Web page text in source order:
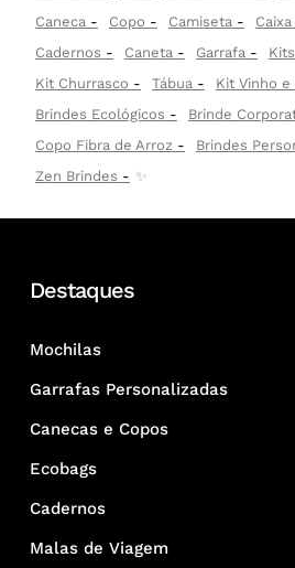
Caneca
Copo Camiseta
Cadernos
Caneta Garrafa
Kit Churrasco
Tábua
Kit Vinho e
Brindes Ecológicos
Brinde
Copo Fibra de Arroz
Brindes
Zen Brindes
✨
Destaques
Mochilas
Garrafas Personalizadas
Canecas e Copos
Ecobags
Cadernos
Malas de Viagem